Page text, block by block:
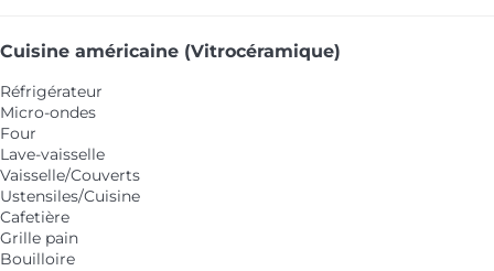
Cuisine américaine (Vitrocéramique)
Réfrigérateur
Micro-ondes
Four
Lave-vaisselle
Vaisselle/Couverts
Ustensiles/Cuisine
Cafetière
Grille pain
Bouilloire